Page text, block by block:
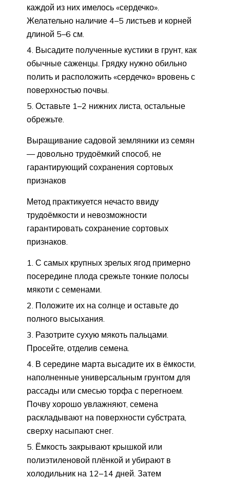
каждой из них имелось «сердечко».
Желательно наличие 4–5 листьев и корней
длиной 5–6 см.
Высадите полученные кустики в грунт, как
обычные саженцы. Грядку нужно обильно
полить и расположить «сердечко» вровень с
поверхностью почвы.
Оставьте 1–2 нижних листа, остальные
обрежьте.
Выращивание садовой земляники из семян
— довольно трудоёмкий способ, не
гарантирующий сохранения сортовых
признаков
Метод практикуется нечасто ввиду
трудоёмкости и невозможности
гарантировать сохранение сортовых
признаков.
С самых крупных зрелых ягод примерно
посередине плода срежьте тонкие полосы
мякоти с семенами.
Положите их на солнце и оставьте до
полного высыхания.
Разотрите сухую мякоть пальцами.
Просейте, отделив семена.
В середине марта высадите их в ёмкости,
наполненные универсальным грунтом для
рассады или смесью торфа с перегноем.
Почву хорошо увлажняют, семена
раскладывают на поверхности субстрата,
сверху насыпают снег.
Ёмкость закрывают крышкой или
полиэтиленовой плёнкой и убирают в
холодильник на 12–14 дней. Затем